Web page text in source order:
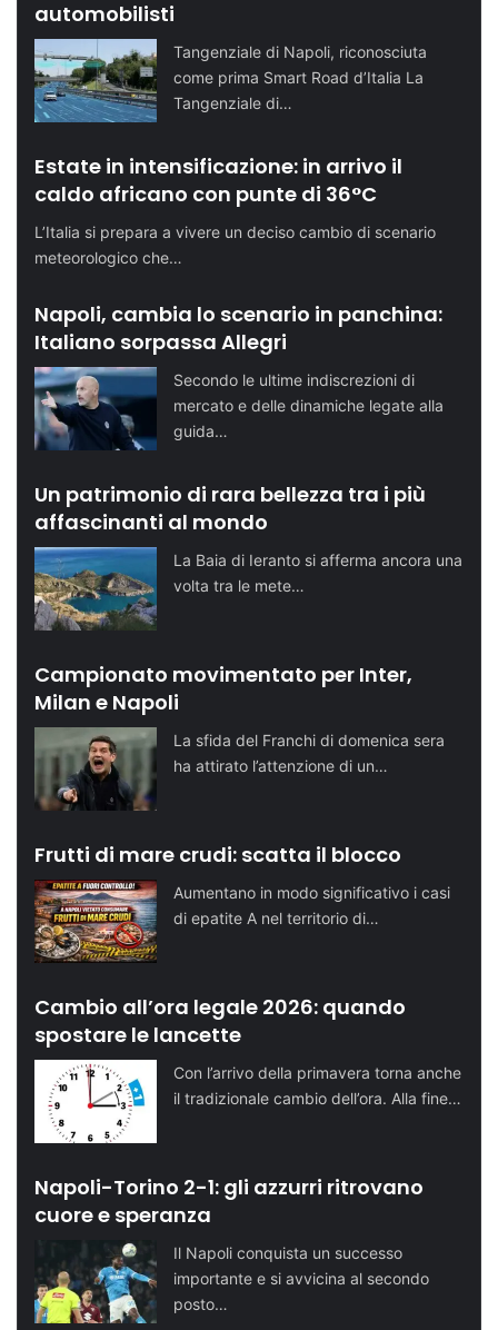
automobilisti
Tangenziale di Napoli, riconosciuta
come prima Smart Road d’Italia La
Tangenziale di…
Estate in intensificazione: in arrivo il
caldo africano con punte di 36°C
L’Italia si prepara a vivere un deciso cambio di scenario
meteorologico che…
Napoli, cambia lo scenario in panchina:
Italiano sorpassa Allegri
Secondo le ultime indiscrezioni di
mercato e delle dinamiche legate alla
guida…
Un patrimonio di rara bellezza tra i più
affascinanti al mondo
La Baia di Ieranto si afferma ancora una
volta tra le mete…
Campionato movimentato per Inter,
Milan e Napoli
La sfida del Franchi di domenica sera
ha attirato l’attenzione di un…
Frutti di mare crudi: scatta il blocco
Aumentano in modo significativo i casi
di epatite A nel territorio di…
Cambio all’ora legale 2026: quando
spostare le lancette
Con l’arrivo della primavera torna anche
il tradizionale cambio dell’ora. Alla fine…
Napoli-Torino 2-1: gli azzurri ritrovano
cuore e speranza
Il Napoli conquista un successo
importante e si avvicina al secondo
posto…